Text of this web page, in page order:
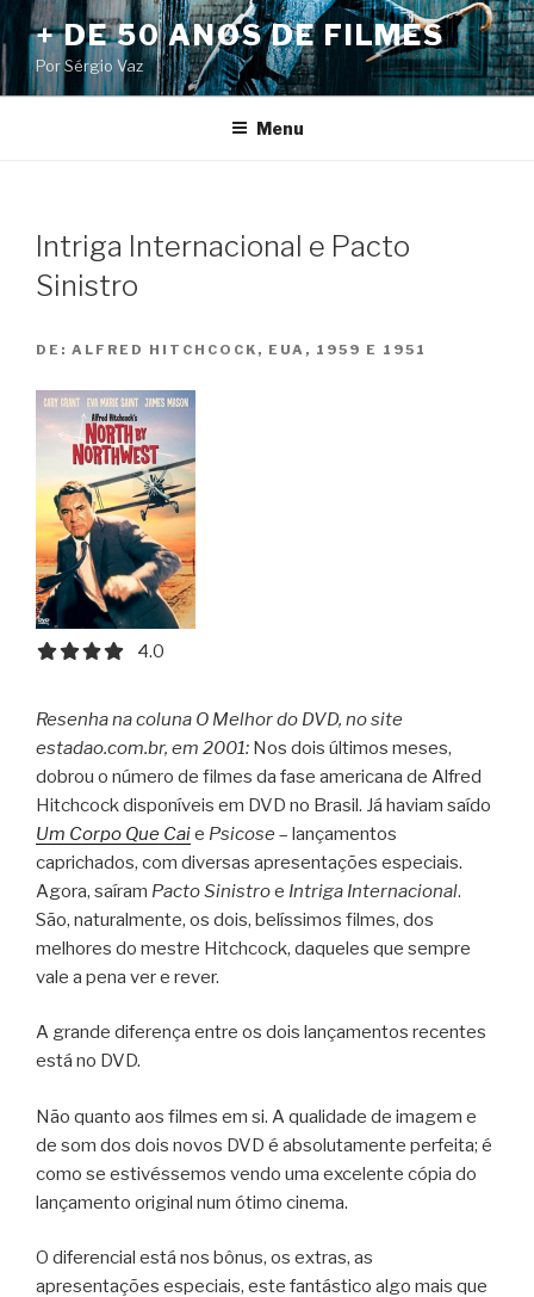
Pular
para
o
conteúdo
+ DE 50 ANOS DE FILMES
Por Sérgio Vaz
Menu
Intriga Internacional e Pacto
Sinistro
DE: ALFRED HITCHCOCK, EUA, 1959 E 1951
4.0 out of 5.0 stars
4.0
Resenha na coluna O Melhor do DVD, no site
estadao.com.br, em 2001: Nos dois últimos meses,
dobrou o número de filmes da fase americana de Alfred
Hitchcock disponíveis em DVD no Brasil. Já haviam saído
Um Corpo Que Caie Psicose – lançamentos
caprichados, com diversas apresentações especiais.
Agora, saíram Pacto Sinistroe Intriga Internacional.
São, naturalmente, os dois, belíssimos filmes, dos
melhores do mestre Hitchcock, daqueles que sempre
vale a pena ver e rever.
A grande diferença entre os dois lançamentos recentes
está no DVD.
Não quanto aos filmes em si. A qualidade de imagem e
de som dos dois novos DVD é absolutamente perfeita; é
como se estivéssemos vendo uma excelente cópia do
lançamento original num ótimo cinema.
O diferencial está nos bônus, os extras, as
apresentações especiais, este fantástico algo mais que